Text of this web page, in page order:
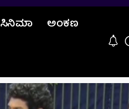
ಸಿನಿಮಾ ಅಂಕಣ